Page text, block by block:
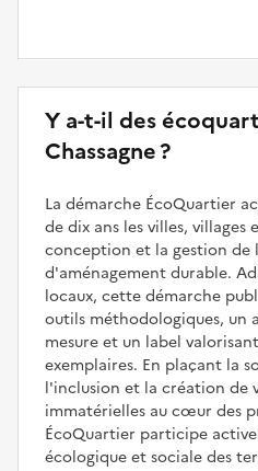
Y a-t-il des
Chassagne ?
La démarche ÉcoQuartier
de dix ans les villes,
conception et la gestion de
d'aménagement durable.
locaux, cette démarche
outils méthodologiques, un
mesure et un label
exemplaires. En plaçant la
l'inclusion et la création de
immatérielles au cœur des
ÉcoQuartier participe
écologique et sociale des